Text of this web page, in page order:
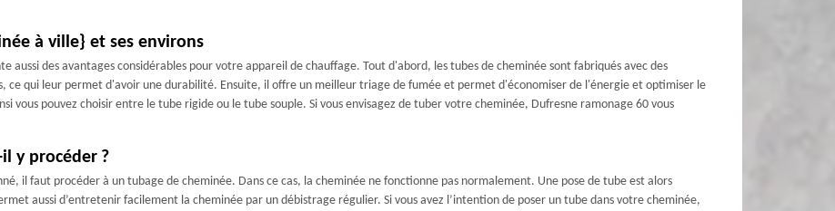
à ville} et ses environs
aussi des avantages considérables pour votre appareil de chauffage. Tout d'abord, les tubes de cheminée sont fabriqués avec des
ce qui leur permet d'avoir une durabilité. Ensuite, il offre un meilleur triage de fumée et permet d'économiser de l'énergie et optimiser le
vous pouvez choisir entre le tube rigide ou le tube souple. Si vous envisagez de tuber votre cheminée, Dufresne ramonage 60 vous
y procéder ?
il faut procéder à un tubage de cheminée. Dans ce cas, la cheminée ne fonctionne pas normalement. Une pose de tube est alors
aussi d’entretenir facilement la cheminée par un débistrage régulier. Si vous avez l’intention de poser un tube dans votre cheminée,